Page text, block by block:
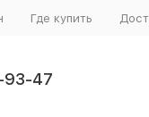
Где купить
93-47